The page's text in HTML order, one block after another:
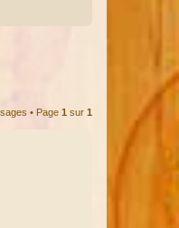
• Page 1 sur 1